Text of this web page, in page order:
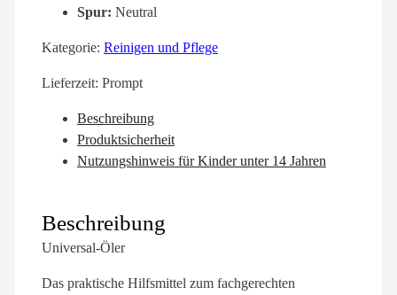
Spur: Neutral
Kategorie: Reinigen und Pflege
Lieferzeit: Prompt
Beschreibung
Produktsicherheit
Nutzungshinweis für Kinder unter 14 Jahren
Beschreibung
Universal-Öler
Das praktische Hilfsmittel zum fachgerechten